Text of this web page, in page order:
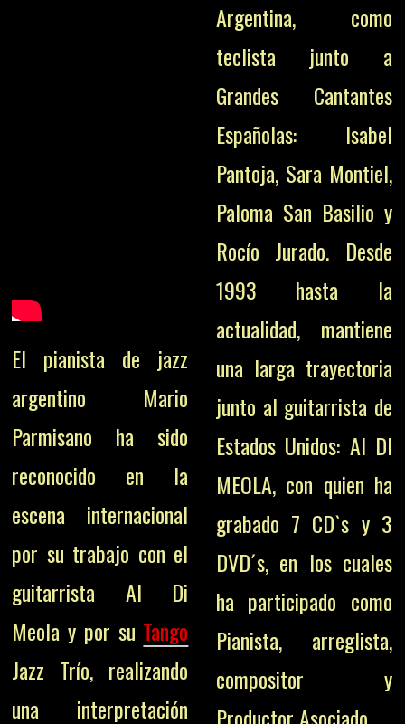
El pianista de jazz
argentino Mario
Parmisano ha sido
reconocido en la
escena internacional
por su trabajo con el
guitarrista Al Di
Meola y por su Tango
Jazz Trío, realizando
una interpretación
Argentina, como
teclista junto a
Grandes Cantantes
Españolas: Isabel
Pantoja, Sara Montiel,
Paloma San Basilio y
Rocío Jurado. Desde
1993 hasta la
actualidad, mantiene
una larga trayectoria
junto al guitarrista de
Estados Unidos: Al DI
MEOLA, con quien ha
grabado 7 CD`s y 3
DVD´s, en los cuales
ha participado como
Pianista, arreglista,
compositor y